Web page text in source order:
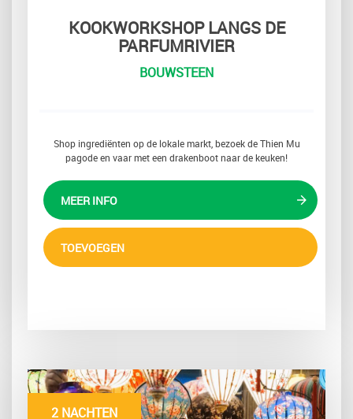
KOOKWORKSHOP LANGS DE
PARFUMRIVIER
BOUWSTEEN
Shop ingrediënten op de lokale markt, bezoek de Thien Mu
pagode en vaar met een drakenboot naar de keuken!
MEER INFO
TOEVOEGEN
2 NACHTEN